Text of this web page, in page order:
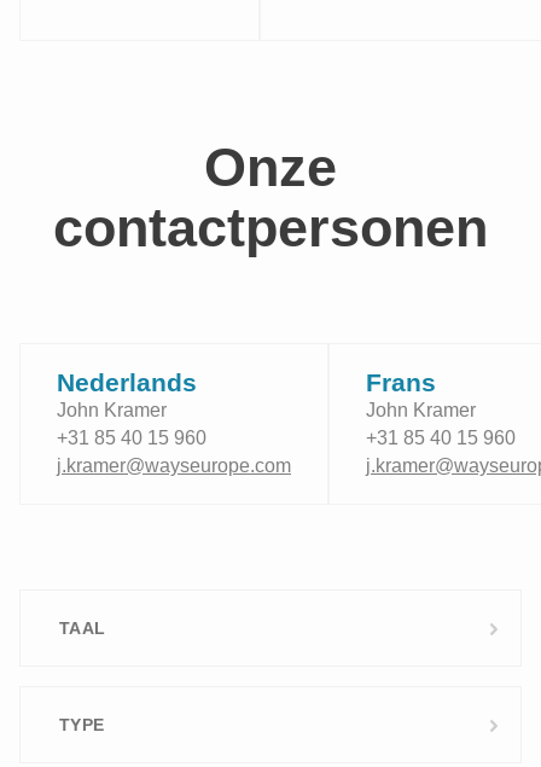
Onze
contactpersonen
Nederlands
John Kramer
+31 85 40 15 960
j.kramer@wayseurope.com
Frans
John Kramer
+31 85 40 15 960
TAAL
TYPE